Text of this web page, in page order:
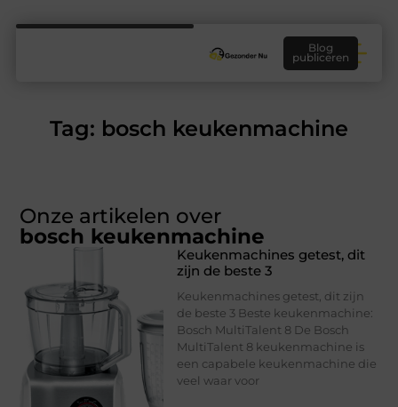
Blog
publiceren
Tag: bosch keukenmachine
Onze artikelen over
bosch keukenmachine
Keukenmachines getest, dit
zijn de beste 3
Keukenmachines getest, dit zijn
de beste 3 Beste keukenmachine:
Bosch MultiTalent 8 De Bosch
MultiTalent 8 keukenmachine is
een capabele keukenmachine die
veel waar voor